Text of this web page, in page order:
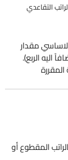
الاساسي الاخير×125%)= الراتب التقاعدي
مقدار
اليه الربع).
المقطوع أو